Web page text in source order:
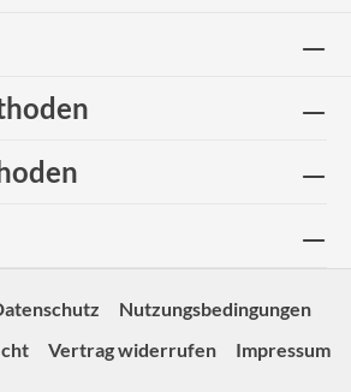
Nutzungsbedingungen
Vertrag widerrufen Impressum